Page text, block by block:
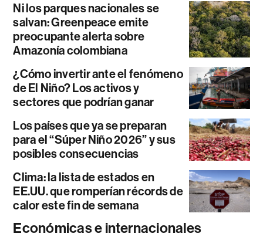
Ni los parques nacionales se
salvan: Greenpeace emite
preocupante alerta sobre
Amazonía colombiana
¿Cómo invertir ante el fenómeno
de El Niño? Los activos y
sectores que podrían ganar
Los países que ya se preparan
para el “Súper Niño 2026” y sus
posibles consecuencias
Clima: la lista de estados en
EE.UU. que romperían récords de
calor este fin de semana
Económicas e internacionales